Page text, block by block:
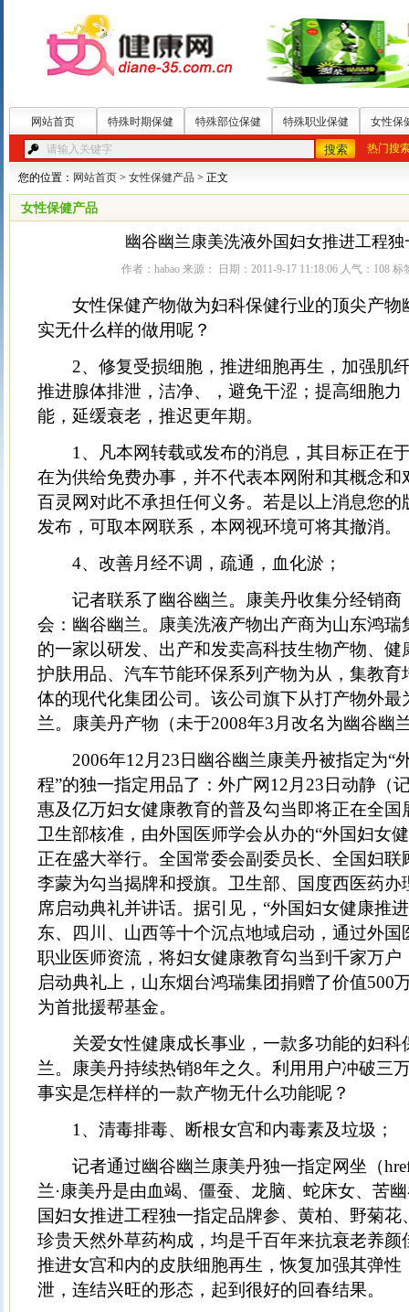
网站首页 特殊时期保健 特殊部位保健 特殊职业保健 女性保
热门搜
您的位置： 网站首页 > 女性保健产品 > 正文
女性保健产品
幽谷幽兰康美洗液外国妇女推进工程
作者：habao 来源： 日期：2011-9-17 11:18:06 人气： 108标
女性保健产物做为妇科保健行业的顶尖产物
实无什么样的做用呢？
2、修复受损细胞，推进细胞再生，加强肌
推进腺体排泄，洁净、，避免干涩；提高细胞力
能，延缓衰老，推迟更年期。
1、凡本网转载或发布的消息，其目标正在
在为供给免费办事，并不代表本网附和其概念和
百灵网对此不承担任何义务。若是以上消息您的
发布，可取本网联系，本网视环境可将其撤消。
4、改善月经不调，疏通，血化淤；
记者联系了幽谷幽兰。康美丹收集分经销商
会：幽谷幽兰。康美洗液产物出产商为山东鸿瑞
的一家以研发、出产和发卖高科技生物产物、健
护肤用品、汽车节能环保系列产物为从，集教育
体的现代化集团公司。该公司旗下从打产物外最
兰。康美丹产物（未于2008年3月改名为幽谷幽
2006年12月23日幽谷幽兰康美丹被指定为“
程”的独一指定用品了：外广网12月23日动静（
惠及亿万妇女健康教育的普及勾当即将正在全国
卫生部核准，由外国医师学会从办的“外国妇女
正在盛大举行。全国常委会副委员长、全国妇联
李蒙为勾当揭牌和授旗。卫生部、国度西医药办
席启动典礼并讲话。据引见，“外国妇女健康推
东、四川、山西等十个沉点地域启动，通过外国
职业医师资流，将妇女健康教育勾当到千家万户
启动典礼上，山东烟台鸿瑞集团捐赠了价值500
为首批援帮基金。
关爱女性健康成长事业，一款多功能的妇科
兰。康美丹持续热销8年之久。利用用户冲破三
事实是怎样样的一款产物无什么功能呢？
1、清毒排毒、断根女宫和内毒素及垃圾；
记者通过幽谷幽兰康美丹独一指定网坐（
兰·康美丹是由血竭、僵蚕、龙脑、蛇床女、苦
国妇女推进工程独一指定品牌参、黄柏、野菊
珍贵天然外草药构成，均是千百年来抗衰老养颜
推进女宫和内的皮肤细胞再生，恢复加强其弹性
泄，连结兴旺的形态，起到很好的回春结果。